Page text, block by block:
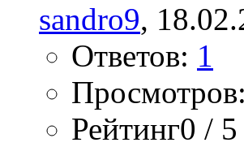
sandro9,
Ответов: 1
Рейтинг0 / 5